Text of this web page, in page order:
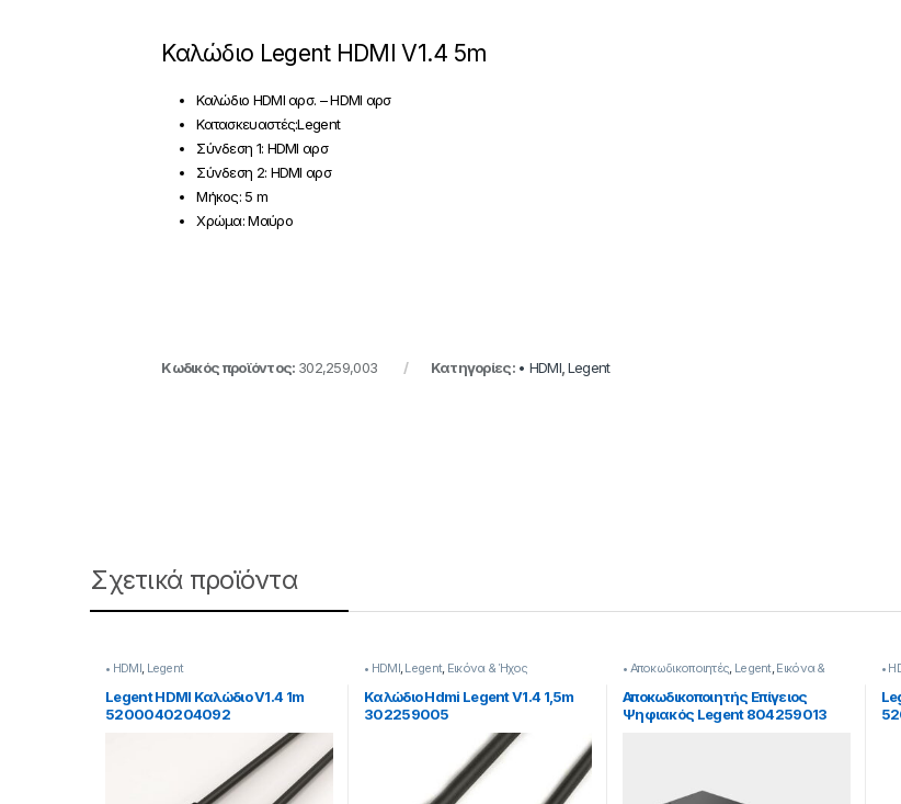
Καλώδιο Legent HDMI V1.4 5m
Καλώδιο HDMI αρσ. – HDMI αρσ
Κατασκευαστές:Legent
Σύνδεση 1: HDMI αρσ
Σύνδεση 2: HDMI αρσ
Μήκος: 5 m
Χρώμα: Μαύρο
Κωδικός προϊόντος: 302,259,003 Κατηγορίες: • HDMI Legent
Σχετικά προϊόντα
• HDMI, Legent
Legent HDMI Καλώδιο V1.4 1m
5200040204092
• HDMI, Legent, Εικόνα & Ήχος
Καλώδιο Hdmi Legent V1.4 1,5m
302259005
• Αποκωδικοποιητές Legent, Εικόνα &
Αποκωδικοποιητής Επίγειος
Ψηφιακός Legent 804259013
•